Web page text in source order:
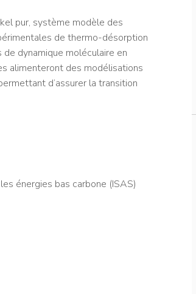
pur, système modèle des
de thermo-désorption
dynamique moléculaire en
alimenteront des modélisations
d’assurer la transition
énergies bas carbone (ISAS)